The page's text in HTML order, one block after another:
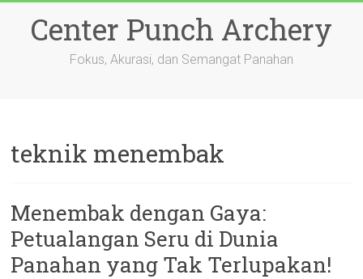
contentCenter Punch Archery
Fokus, Akurasi, dan Semangat Panahan
teknik menembak
Menembak dengan Gaya:
Petualangan Seru di Dunia
Panahan yang Tak Terlupakan!